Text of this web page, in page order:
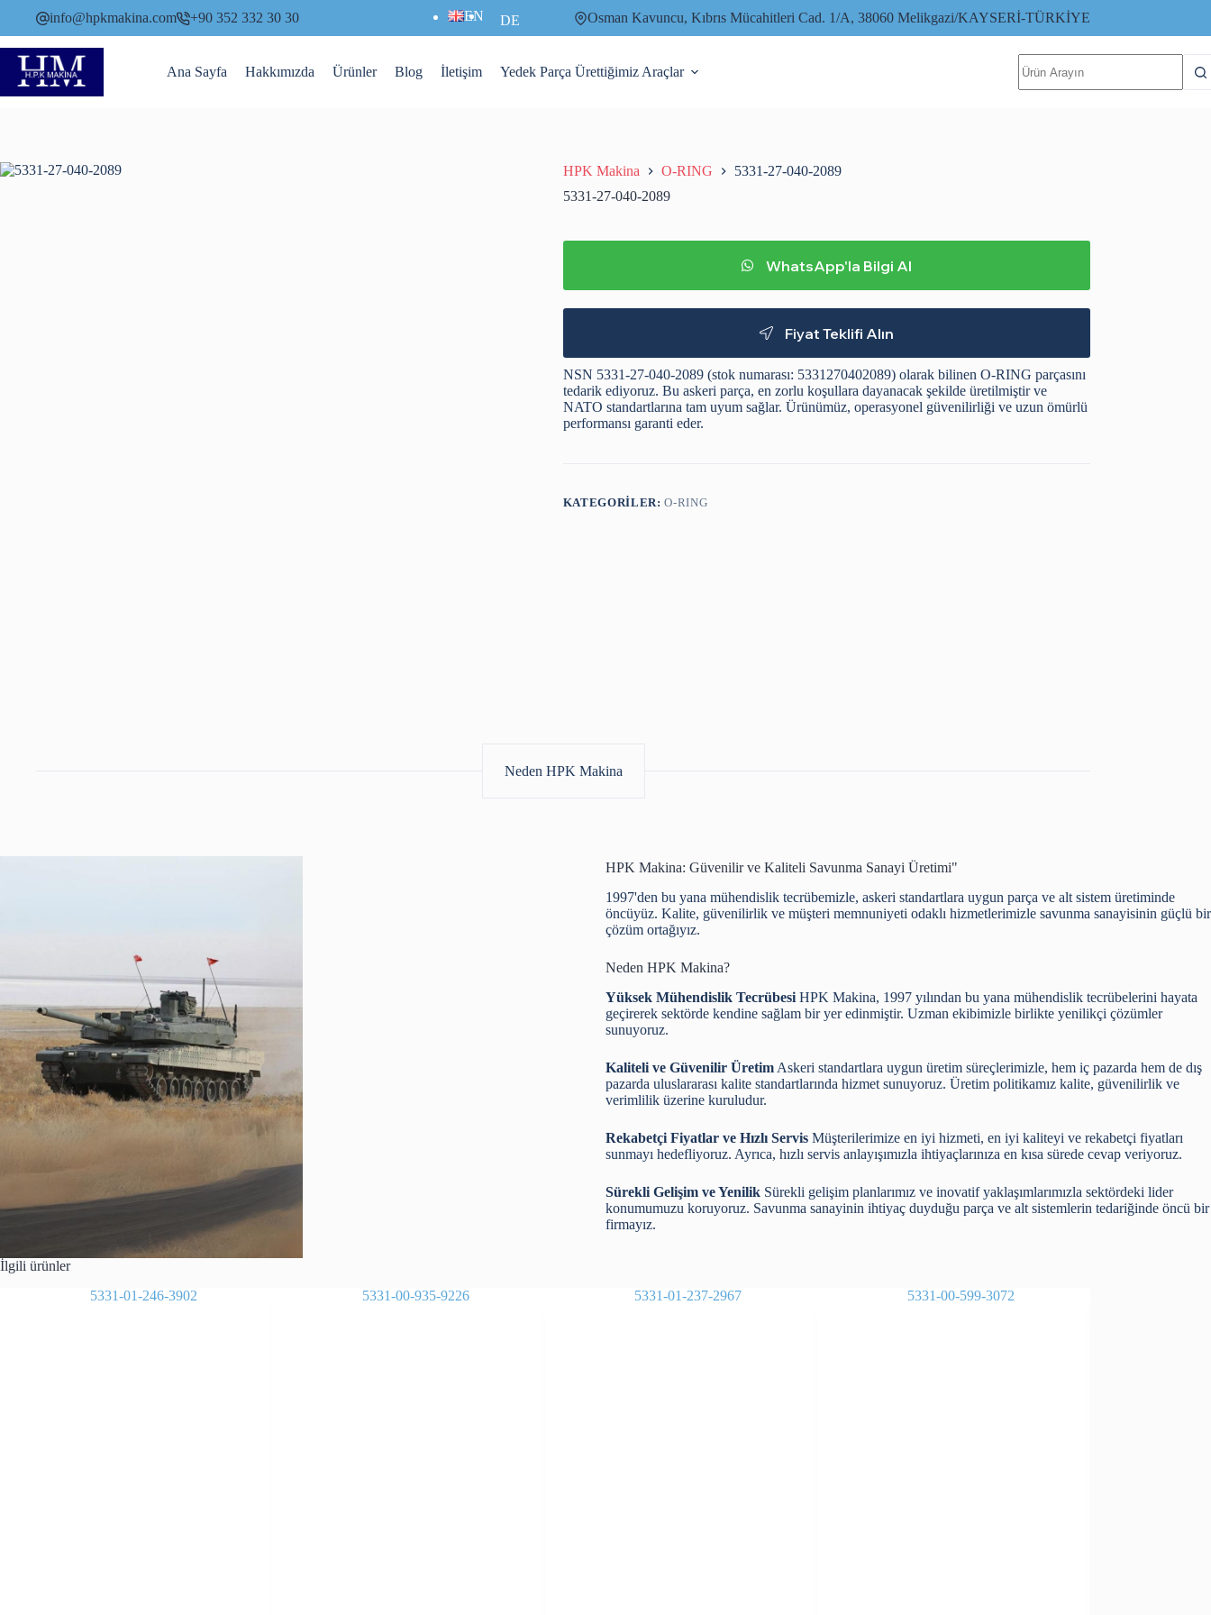
content
info@hpkmakina.com +90 352 332 30 30 EN DE Osman Kavuncu, Kıbrıs Mücahitleri Cad. 1/A, 38060 Melikgazi/KAYSERİ-TÜRKİYE
Ana Sayfa Hakkımızda Ürünler Blog İletişim Yedek Parça Ürettiğimiz Araçlar
results
HPK Makina O-RING
5331-27-040-2089
5331-27-040-2089
WhatsApp'la Bilgi Al
Fiyat Teklifi Alın
NSN 5331-27-040-2089 (stok numarası: 5331270402089) olarak bilinen O-RING parçasını
tedarik ediyoruz. Bu askeri parça, en zorlu koşullara dayanacak şekilde üretilmiştir ve
NATO standartlarına tam uyum sağlar. Ürünümüz, operasyonel güvenilirliği ve uzun ömürlü
performansı garanti eder.
KATEGORILER:O-RING
Neden HPK Makina
HPK Makina: Güvenilir ve Kaliteli Savunma Sanayi Üretimi"
1997'den bu yana mühendislik tecrübemizle, askeri standartlara uygun parça ve alt sistem üretiminde
öncüyüz. Kalite, güvenilirlik ve müşteri memnuniyeti odaklı hizmetlerimizle savunma sanayisinin güçlü bir
çözüm ortağıyız.
Neden HPK Makina?
Yüksek Mühendislik Tecrübesi HPK Makina, 1997 yılından bu yana mühendislik tecrübelerini hayata
geçirerek sektörde kendine sağlam bir yer edinmiştir. Uzman ekibimizle birlikte yenilikçi çözümler
sunuyoruz.
Kaliteli ve Güvenilir Üretim Askeri standartlara uygun üretim süreçlerimizle, hem iç pazarda hem de dış
pazarda uluslararası kalite standartlarında hizmet sunuyoruz. Üretim politikamız kalite, güvenilirlik ve
verimlilik üzerine kuruludur.
Rekabetçi Fiyatlar ve Hızlı Servis Müşterilerimize en iyi hizmeti, en iyi kaliteyi ve rekabetçi fiyatları
sunmayı hedefliyoruz. Ayrıca, hızlı servis anlayışımızla ihtiyaçlarınıza en kısa sürede cevap veriyoruz.
Sürekli Gelişim ve Yenilik Sürekli gelişim planlarımız ve inovatif yaklaşımlarımızla sektördeki lider
konumumuzu koruyoruz. Savunma sanayinin ihtiyaç duyduğu parça ve alt sistemlerin tedariğinde öncü bir
firmayız.
İlgili ürünler